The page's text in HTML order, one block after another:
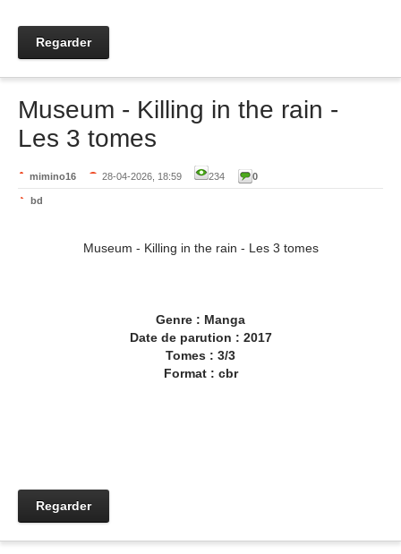
Regarder
Museum - Killing in the rain -
Les 3 tomes
mimino16 28-04-2026, 18:59 234 0
bd
Museum - Killing in the rain - Les 3 tomes
Genre : Manga
Date de parution : 2017
Tomes : 3/3
Format : cbr
Regarder